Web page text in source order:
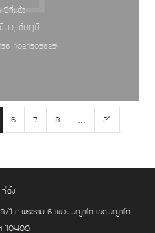
ที่แล้ว
ขียว, ชัยภูมิ
102.15056254
6 7 8 ... 21
ที่ตั้ง
1 ถ.พระราม 6 แขวงพญาไท เขตพญาไท
10400